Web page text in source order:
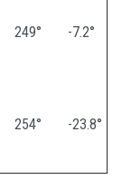
249° -7.2°
254° -23.8°